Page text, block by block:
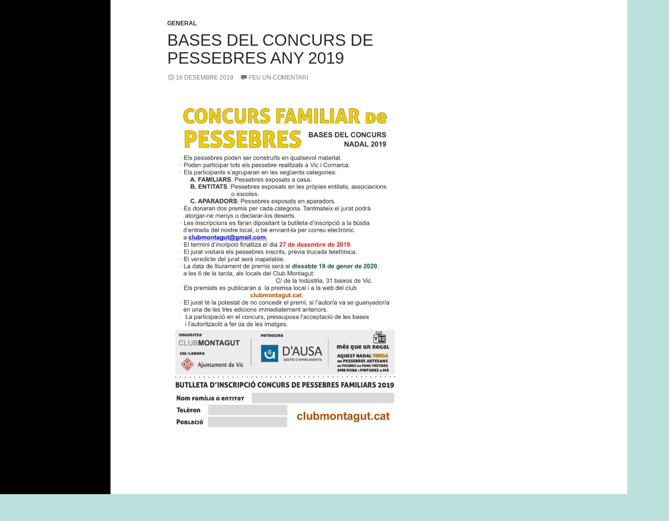
GENERAL
BASES DEL CONCURS DE
PESSEBRES ANY 2019
16 DESEMBRE 2019 FEU UN COMENTARI